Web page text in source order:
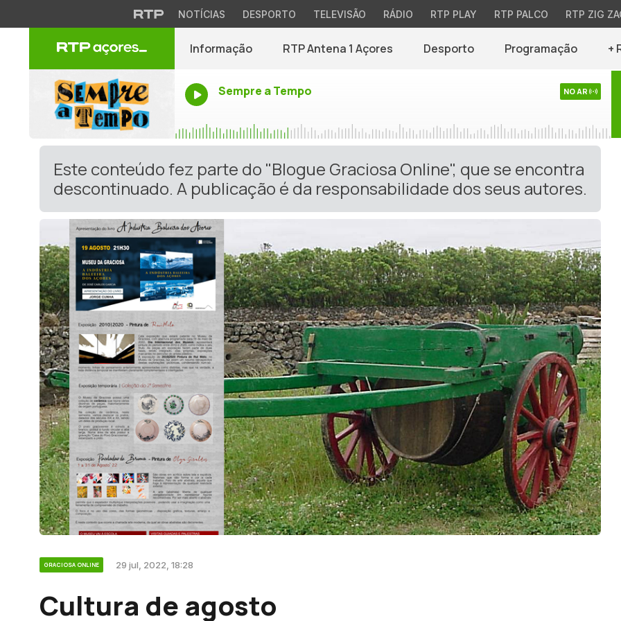
NOTÍCIAS DESPORTO TELEVISÃO RÁDIO RTP PLAY RTP PALCO RTP ZIG
Informação RTP Antena 1 Açores Desporto Programação +
Sempre a Tempo NO AR
Este conteúdo fez parte do "Blogue Graciosa Online", que se encontra
descontinuado. A publicação é da responsabilidade dos seus autores.
GRACIOSA ONLINE 29 jul, 2022, 18:28
Cultura de agosto